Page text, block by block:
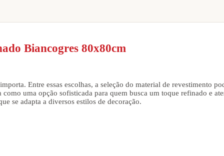
Biancogres 80x80cm
Entre essas escolhas, a seleção do material de revestimento
como uma opção sofisticada para quem busca um toque refinado e
se adapta a diversos estilos de decoração.